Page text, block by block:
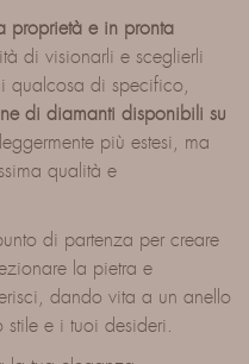
proprietà e in pronta
di visionarli e sceglierli
qualcosa di specifico,
di diamanti disponibili su
più estesi, ma
qualità e
di partenza per creare
la pietra e
dando vita a un anello
e i tuoi desideri.